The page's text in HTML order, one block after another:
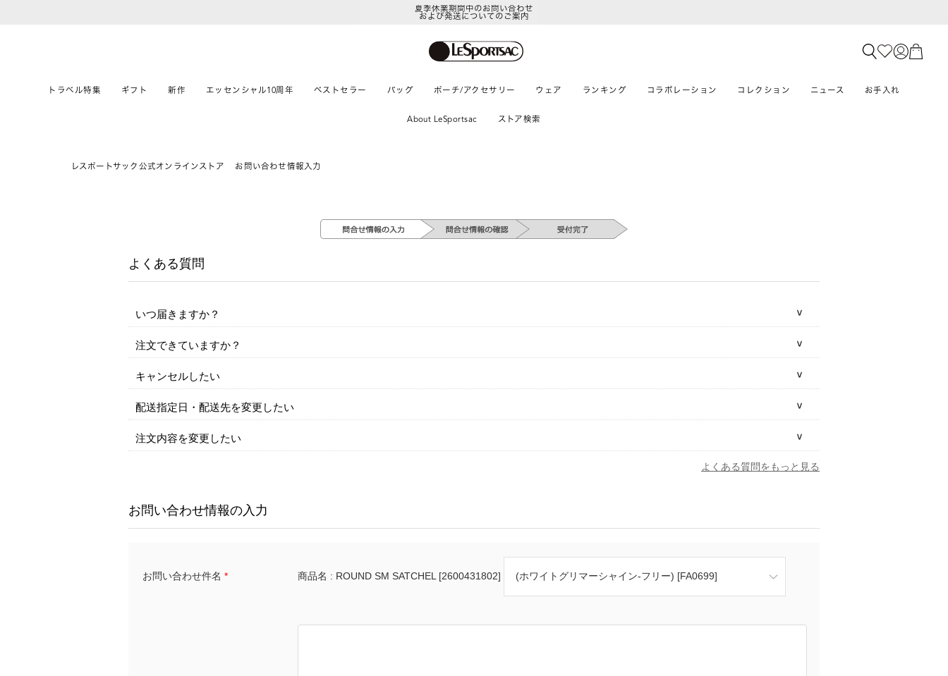
夏季休業期間中のお問い合わせ
および発送についてのご案内
トラベル特集 ギフト 新作 エッセンシャル10周年 ベストセラー バッグ ポーチ/アクセサリー ウェア ランキング コラボレーション コレクション ニュース お手入れ
About LeSportsac ストア検索
レスポートサック公式オンラインストア お問い合わせ情報入力
よくある質問
いつ届きますか？
注文できていますか？
キャンセルしたい
配送指定日・配送先を変更したい
注文内容を変更したい
よくある質問をもっと見る
お問い合わせ情報の入力
お問い合わせ件名 * 商品名 : ROUND SM SATCHEL [2600431802]